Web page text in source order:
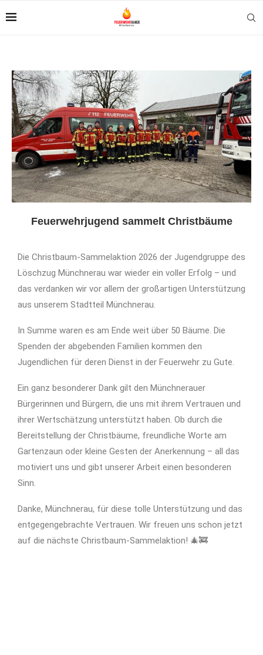
Feuerwehrjugend sammelt Christbäume
Die Christbaum-Sammelaktion 2026 der Jugendgruppe des
Löschzug Münchnerau war wieder ein voller Erfolg – und
das verdanken wir vor allem der großartigen Unterstützung
aus unserem Stadtteil Münchnerau.
In Summe waren es am Ende weit über 50 Bäume. Die
Spenden der abgebenden Familien kommen den
Jugendlichen für deren Dienst in der Feuerwehr zu Gute.
Ein ganz besonderer Dank gilt den Münchnerauer
Bürgerinnen und Bürgern, die uns mit ihrem Vertrauen und
ihrer Wertschätzung unterstützt haben. Ob durch die
Bereitstellung der Christbäume, freundliche Worte am
Gartenzaun oder kleine Gesten der Anerkennung – all das
motiviert uns und gibt unserer Arbeit einen besonderen
Sinn.
Danke, Münchnerau, für diese tolle Unterstützung und das
entgegengebrachte Vertrauen. Wir freuen uns schon jetzt
auf die nächste Christbaum-Sammelaktion! 🎄🚒